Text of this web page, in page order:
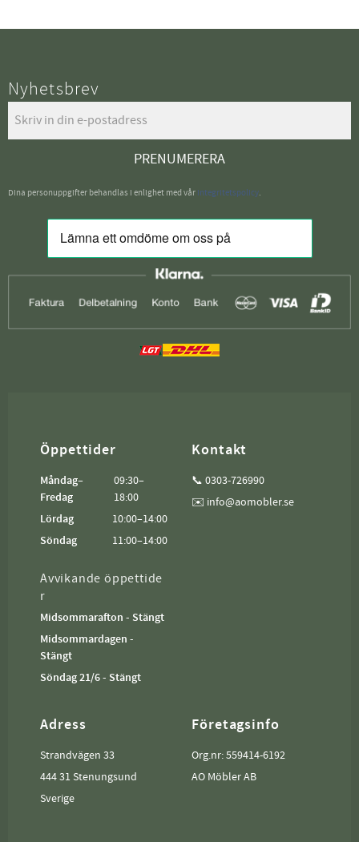
Nyhetsbrev
PRENUMERERA
Dina personuppgifter behandlas i enlighet med vår integritetspolicy.
Öppettider
Måndag–
Fredag
09:30–
18:00
Lördag
10:00–14:00
Söndag
11:00–14:00
Avvikande öppettide
r
Midsommarafton - Stängt
Midsommardagen -
Stängt
Söndag 21/6 - Stängt
Kontakt
📞 0303-726990
✉️ info@aomobler.se
Adress
Strandvägen 33
444 31 Stenungsund
Sverige
Företagsinfo
Org.nr: 559414-6192
AO Möbler AB